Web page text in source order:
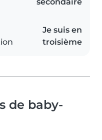
secondaire
Je suis en
troisième
de baby-